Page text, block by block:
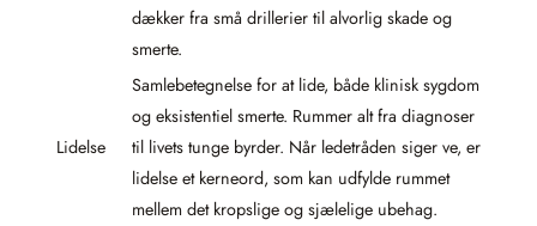
dækker fra små drillerier til alvorlig skade og
smerte.
Lidelse
Samlebetegnelse for at lide, både klinisk sygdom
og eksistentiel smerte. Rummer alt fra diagnoser
til livets tunge byrder. Når ledetråden siger ve, er
lidelse et kerneord, som kan udfylde rummet
mellem det kropslige og sjælelige ubehag.